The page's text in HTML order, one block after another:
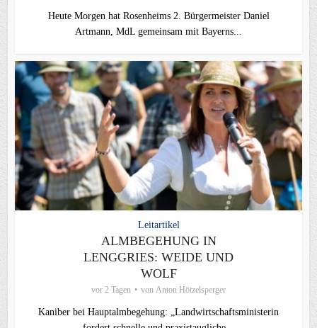
Heute Morgen hat Rosenheims 2. Bürgermeister Daniel
Artmann, MdL gemeinsam mit Bayerns...
Leitartikel
ALMBEGEHUNG IN
LENGGRIES: WEIDE UND
WOLF
vor 2 Tagen von Anton Hötzelsperger
Kaniber bei Hauptalmbegehung: „Landwirtschaftsministerin